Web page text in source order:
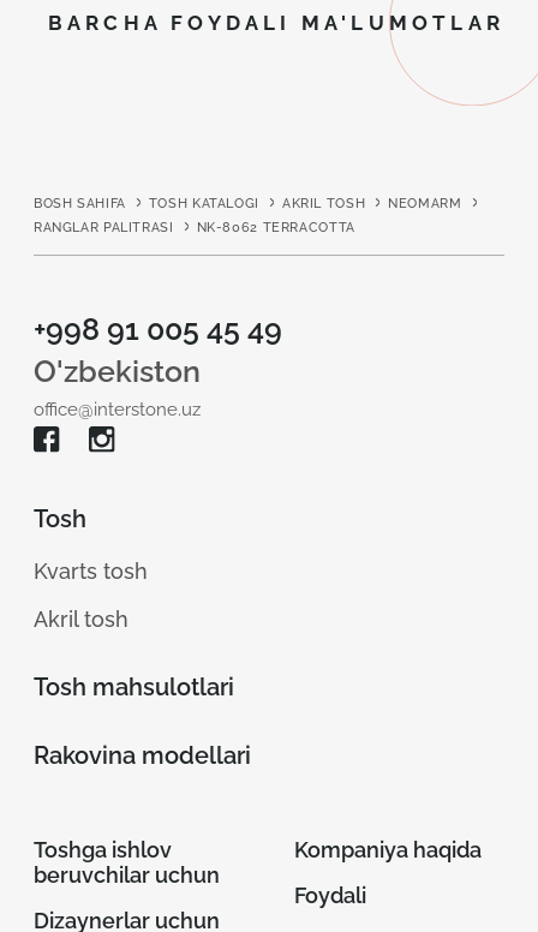
BARCHA FOYDALI MA'LUMOTLAR
BOSH SAHIFA TOSH KATALOGI AKRIL TOSH
NEOMARM
RANGLAR PALITRASI
NK-8062 TERRACOTTA
+998 91 005 45 49
O'zbekiston
office@interstone.uz
Tosh
Kvarts tosh
Akril tosh
Tosh mahsulotlari
Rakovina modellari
Toshga ishlov
beruvchilar uchun
Dizaynerlar uchun
Kompaniya haqida
Foydali